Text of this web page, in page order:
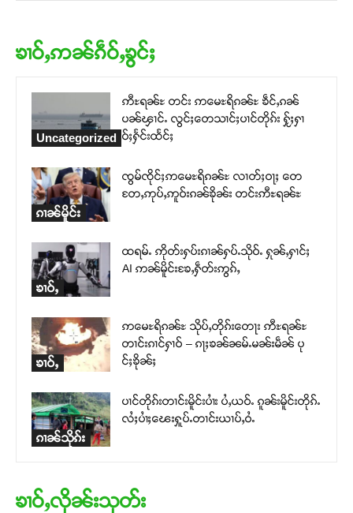
ၶၢဝ်ႇဢၼ်ၵဵဝ်ႇၶွင်ႈ
Uncategorized
ဢီႊရၼ်ႊ တင်း ဢမေႊရိၵၼ်ႊ ၶဵင်ႇၵၼ်
ပၼ်ၾၢင်ႉ လွင်ႈတေသၢင်ႈပၢင်တိုၵ်း ႁႂ်ႈႁၢ
ဝ်ႈႁႅင်းထႅင်ႈ
ၵၢၼ်မိူင်း
ၸွမ်ၸိုင်ႈဢမေႊရိၵၼ်ႊ လၢတ်ႈဝႃႈ တေ
တႄႇဢုပ်ႇဢူဝ်းၵၼ်ၶိုၼ်း တင်းဢီႊရၼ်ႊ
ၶၢဝ်ႇ
ထရမ်ႉ ဢိုတ်းႁပ်းၵၢၼ်ႁပ်ႉသိုဝ်ႉ ႁုၼ်ႇႁၢင်ႈ
AI ဢၼ်မိူင်းၶႄႇႁဵတ်းဢွၵ်ႇ
ၶၢဝ်ႇ
ဢမေႊရိၵၼ်ႊ သိုပ်ႇတိုၵ်းတေႃး ဢီႊရၼ်ႊ
တၢင်းၵၢင်ႁၢဝ် – ၵႃႈၶၼ်ၼမ်ႉမၼ်းမဵၼ် ပု
င်ႈၶိုၼ်ႈ
ၵၢၼ်သိုၵ်း
ပၢင်တိုၵ်းတၢင်းမိူင်းပၢႆး ပႆႇယဝ်ႉ ၵူၼ်းမိူင်းတိုၵ်ႉ
လႆႈပၢႆႈၽေးႁူပ်ႉတၢင်းယၢပ်ႇဝႆႉ
ၶၢဝ်ႇလိုၼ်းသုတ်း